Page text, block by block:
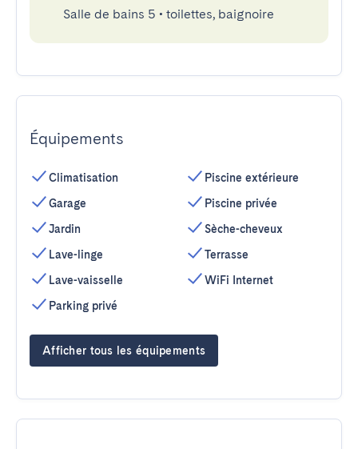
Salle de bains 5 • toilettes, baignoire
Équipements
Climatisation
Garage
Jardin
Lave-linge
Lave-vaisselle
Parking privé
Piscine extérieure
Piscine privée
Sèche-cheveux
Terrasse
WiFi Internet
Afficher tous les équipements